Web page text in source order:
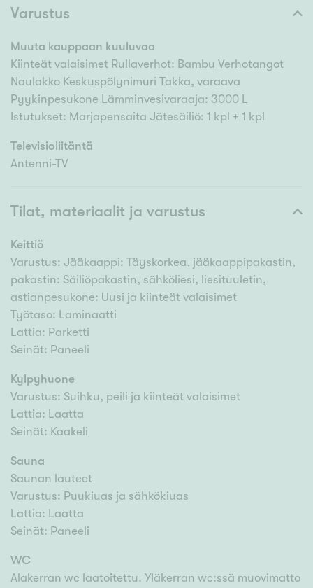
Varustus
Muuta kauppaan kuuluvaa
Kiinteät valaisimet Rullaverhot: Bambu Verhotangot
Naulakko Keskuspölynimuri Takka, varaava
Pyykinpesukone Lämminvesivaraaja: 3000 L
Istutukset: Marjapensaita Jätesäiliö: 1 kpl + 1 kpl
Televisioliitäntä
Antenni-TV
Tilat, materiaalit ja varustus
Keittiö
Varustus: Jääkaappi: Täyskorkea, jääkaappipakastin,
pakastin: Säiliöpakastin, sähköliesi, liesituuletin,
astianpesukone: Uusi ja kiinteät valaisimet
Työtaso: Laminaatti
Lattia: Parketti
Seinät: Paneeli
Kylpyhuone
Varustus: Suihku, peili ja kiinteät valaisimet
Lattia: Laatta
Seinät: Kaakeli
Sauna
Saunan lauteet
Varustus: Puukiuas ja sähkökiuas
Lattia: Laatta
Seinät: Paneeli
WC
Alakerran wc laatoitettu. Yläkerran wc:ssä muovimatto